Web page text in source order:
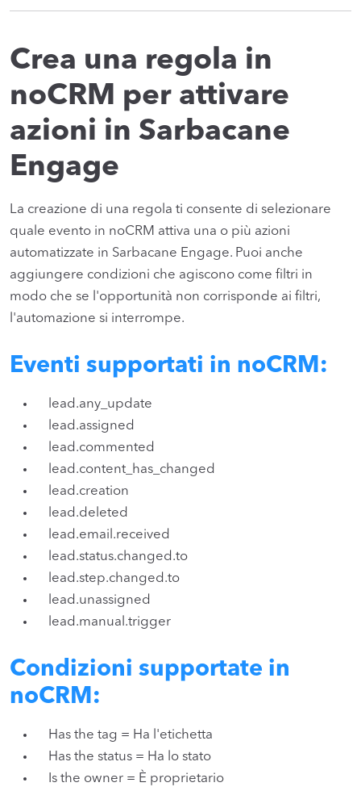
Crea una regola in
noCRM per attivare
azioni in Sarbacane
Engage
La creazione di una regola ti consente di selezionare
quale evento in noCRM attiva una o più azioni
automatizzate in Sarbacane Engage. Puoi anche
aggiungere condizioni che agiscono come filtri in
modo che se l'opportunità non corrisponde ai filtri,
l'automazione si interrompe.
Eventi supportati in noCRM:
lead.any_update
lead.assigned
lead.commented
lead.content_has_changed
lead.creation
lead.deleted
lead.email.received
lead.status.changed.to
lead.step.changed.to
lead.unassigned
lead.manual.trigger
Condizioni supportate in
noCRM:
Has the tag = Ha l'etichetta
Has the status = Ha lo stato
Is the owner = È proprietario